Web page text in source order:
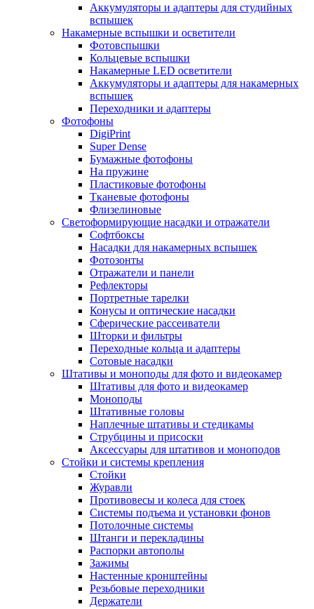
Аккумуляторы и адаптеры для студийных
вспышек
Накамерные вспышки и осветители
Фотовспышки
Кольцевые вспышки
Накамерные LED осветители
Аккумуляторы и адаптеры для накамерных
вспышек
Переходники и адаптеры
Фотофоны
DigiPrint
Super Dense
Бумажные фотофоны
На пружине
Пластиковые фотофоны
Тканевые фотофоны
Флизелиновые
Светоформирующие насадки и отражатели
Софтбоксы
Насадки для накамерных вспышек
Фотозонты
Отражатели и панели
Рефлекторы
Портретные тарелки
Конусы и оптические насадки
Сферические рассеиватели
Шторки и фильтры
Переходные кольца и адаптеры
Сотовые насадки
Штативы и моноподы для фото и видеокамер
Штативы для фото и видеокамер
Моноподы
Штативные головы
Наплечные штативы и стедикамы
Струбцины и присоски
Аксессуары для штативов и моноподов
Стойки и системы крепления
Стойки
Журавли
Противовесы и колеса для стоек
Системы подъема и установки фонов
Потолочные системы
Штанги и перекладины
Распорки автополы
Зажимы
Настенные кронштейны
Резьбовые переходники
Держатели